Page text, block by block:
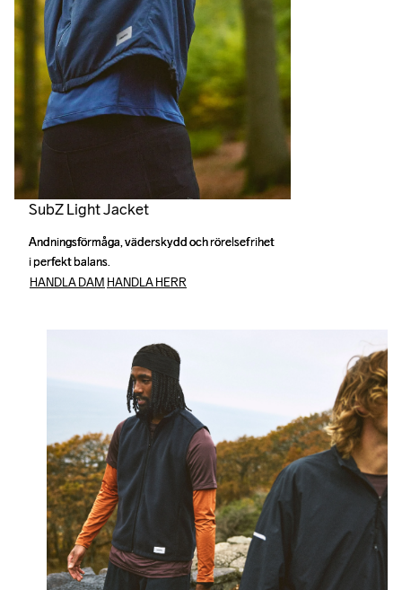
SubZ Light Jacket
Andningsförmåga, väderskydd och rörelsefrihet
i perfekt balans.
Andningsförmåga, väderskydd och rörelsefrihet
i perfekt balans.
HANDLA DAM HANDLA HERR